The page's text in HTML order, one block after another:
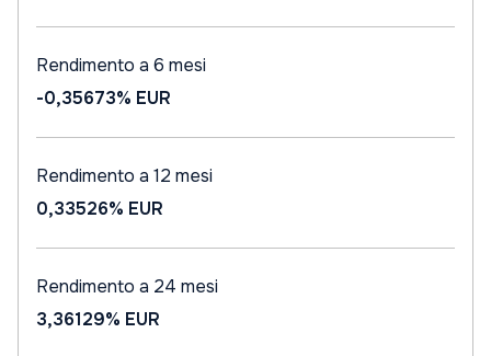
Rendimento a 6 mesi
-0,35673% EUR
Rendimento a 12 mesi
0,33526% EUR
Rendimento a 24 mesi
3,36129% EUR